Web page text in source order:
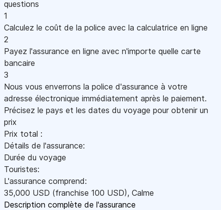
questions
1
Calculez le coût de la police avec la calculatrice en ligne
2
Payez l'assurance en ligne avec n'importe quelle carte
bancaire
3
Nous vous enverrons la police d'assurance à votre
adresse électronique immédiatement après le paiement.
Précisez le pays et les dates du voyage pour obtenir un
prix
Prix total :
Détails de l'assurance:
Durée du voyage
Touristes:
L'assurance comprend:
35,000 USD (franchise 100 USD), Calme
Description complète de l'assurance